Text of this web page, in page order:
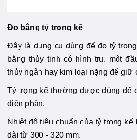
Đo bằng tỷ trọng kế
Đây là dụng cụ dùng để đo tỷ
bằng thủy tinh có hình trụ, một
thủy ngân hay kim loại nặng để giữ
Tỷ trọng kế thường được dùng để
điện phân.
Nhiệt độ tiêu chuẩn của tỷ trọng
dài từ 300 - 320 mm.